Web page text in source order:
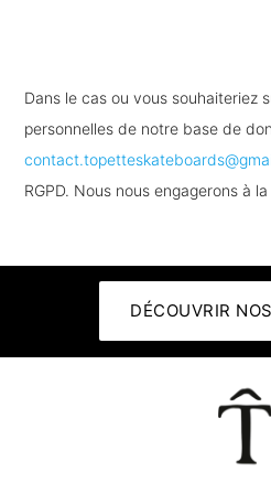
Dans le cas ou vous souhaiteriez
personnelles de notre base de
RGPD. Nous nous engagerons à
DÉCOUVRIR